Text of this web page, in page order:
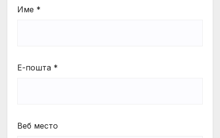
Име *
Е-пошта *
Веб место